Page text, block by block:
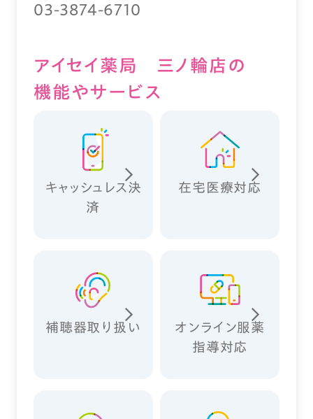
03-3874-6710
アイセイ薬局 三ノ輪店の
機能やサービス
キャッシュレス決
済
在宅医療対応
補聴器取り扱い
オンライン服薬
指導対応